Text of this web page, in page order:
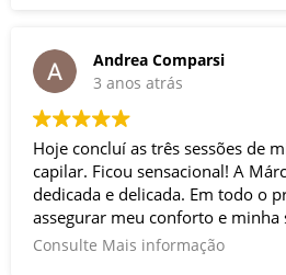
Andrea Comparsi
3 anos atrás
Hoje concluí as três sessões de
capilar. Ficou sensacional! A
dedicada e delicada. Em todo o
assegurar meu conforto e minha
técnica. Adorei!
Consulte Mais informação